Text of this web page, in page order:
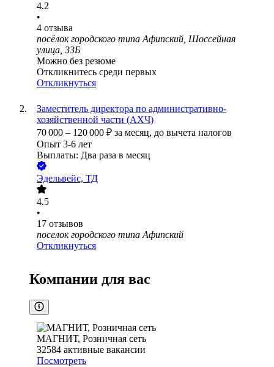
4.2
•
4 отзыва
посёлок городского типа Афипский, Шоссейная
улица, 33Б
Можно без резюме
Откликнитесь среди первых
Откликнуться
Заместитель директора по административно-
хозяйственной части (АХЧ)
70 000 – 120 000 ₽ за месяц, до вычета налогов
Опыт 3-6 лет
Выплаты: Два раза в месяц
Эдельвейс, ТД
4.5
•
17 отзывов
поселок городского типа Афипский
Откликнуться
Компании для вас
МАГНИТ, Розничная сеть
32584 активные вакансии
Посмотреть